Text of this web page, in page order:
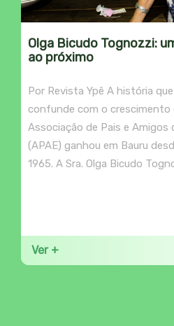
Olga Bicudo Tognozzi:
ao próximo
Por Revista Ypê A história
confunde com o crescimento
Associação de Pais e Amigos
(APAE) ganhou em Bauru
1965. A Sra. Olga Bicudo
Ver +